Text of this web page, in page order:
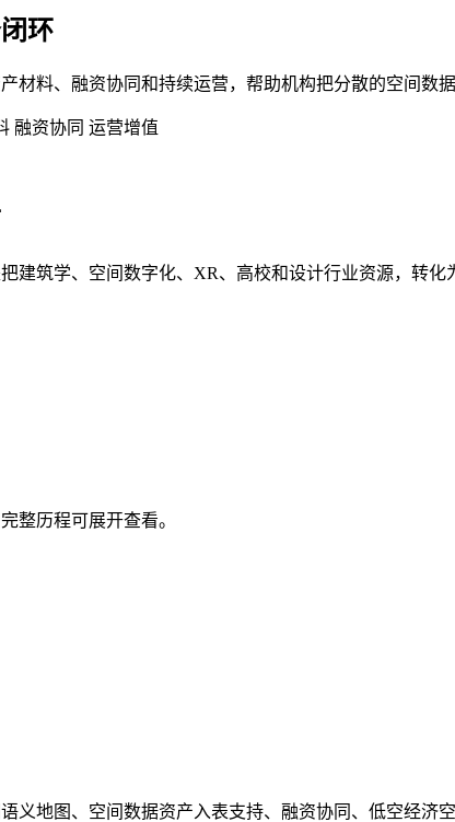
环
材料、融资协同和持续运营，帮助机构把分散的空间数
融资协同 运营增值
建筑学、空间数字化、XR、高校和设计行业资源，转化
整历程可展开查看。
义地图、空间数据资产入表支持、融资协同、低空经济